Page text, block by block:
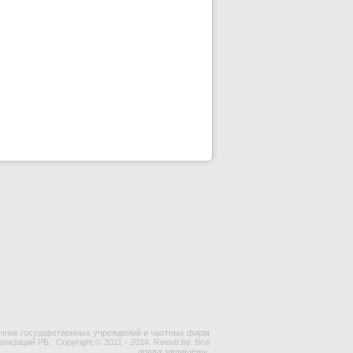
государственных учреждений и частных фирм
РБ.
Copyright © 2011 - 2014. Reestr.by. Все